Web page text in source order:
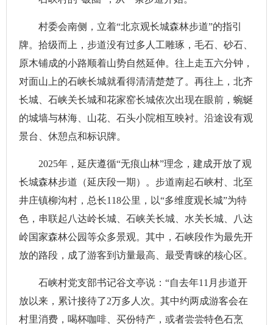
村委会南侧，立着“北京观长城森林步道”的指引
牌。拾级而上，步道没有过多人工雕琢，毛石、砂石、
原木铺成的小路顺着山势自然延伸。往上走五六分钟，
对面山上的石峡长城就看得清清楚楚了。再往上，北齐
长城、石峡关长城和花家窑长城依次出现在眼前，蜿蜒
的城墙与林海、山花、石头小院相互映衬。沿途设有观
景台、休憩点和标识牌。
2025年，延庆遵循“无痕山林”理念，建成开放了观
长城森林步道（延庆段一期）。步道南起石峡村、北至
井庄镇柳沟村，总长118公里，以“多维度观长城”为特
色，串联起八达岭长城、石峡关长城、水关长城、八达
岭国家森林公园等众多景观。其中，石峡段作为最先开
放的路段，成了游客到访量最高、最受青睐的核心区。
石峡村党支部书记谷文亭说：“自去年11月步道开
放以来，累计接待了2万多人次。其中约两成游客会在
村里消费，喝杯咖啡、买份特产，或者尝尝特色石烹